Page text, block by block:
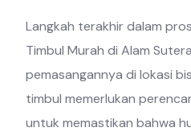
Langkah terakhir dalam
Timbul Murah di Alam
pemasangannya di lokasi
timbul memerlukan
untuk memastikan bahwa